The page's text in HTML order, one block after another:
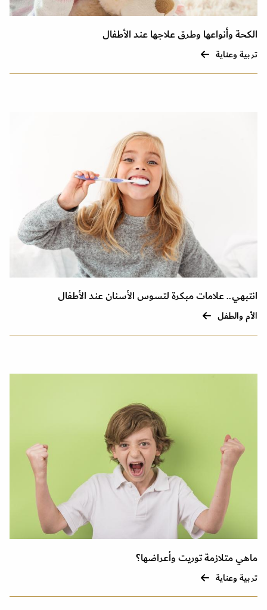
الكحة وأنواعها وطرق علاجها عند الأطفال
تربية وعناية
انتبهي.. علامات مبكرة لتسوس الأسنان عند الأطفال
الأم والطفل
ماهي متلازمة توريت وأعراضها؟
تربية وعناية